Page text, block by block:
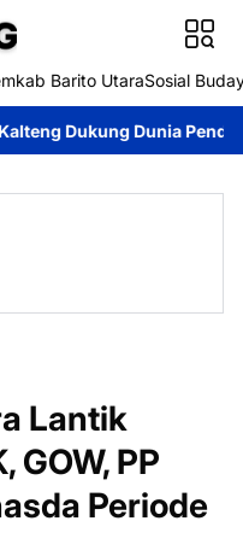
Barito UtaraSosial
Pendidikan Lewat Kapal
Lantik
GOW, PP
Periode